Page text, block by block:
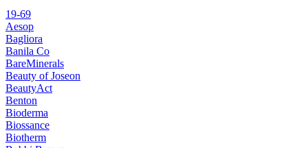
19-69
Aesop
Bagliora
Banila Co
BareMinerals
Beauty of Joseon
BeautyAct
Benton
Bioderma
Biossance
Biotherm